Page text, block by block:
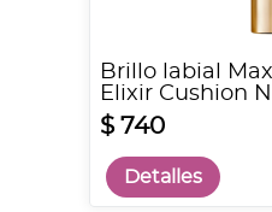
Brillo labial
Elixir Cushion
Glory
$ 740
Detalles